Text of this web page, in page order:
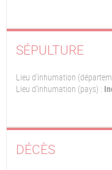
SÉPULTURE
Lieu d'inhumation
Lieu d'inhumation (pays) :
DÉCÈS